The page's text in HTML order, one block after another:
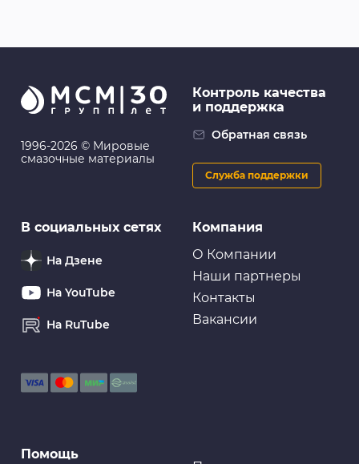
1996-2026 © Мировые
смазочные материалы
Компания
О Компании
Наши партнеры
Контакты
Вакансии
Помощь
Контроль качества
и поддержка
Обратная связь
Служба поддержки
В социальных сетях
На Дзене
На YouTube
На RuTube